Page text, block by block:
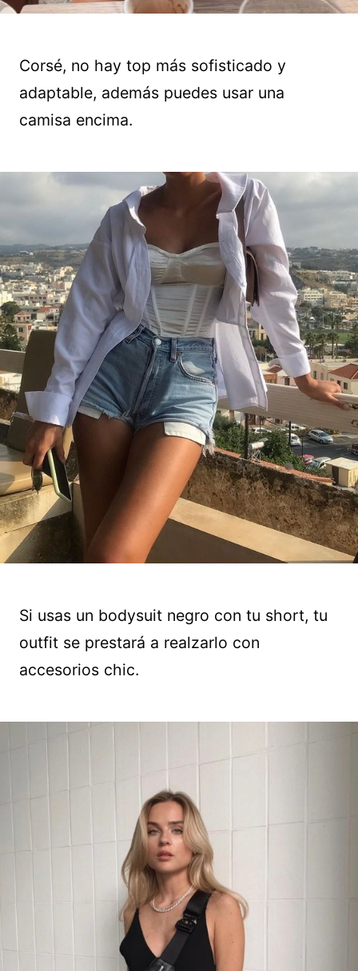
Corsé, no hay top más sofisticado y
adaptable, además puedes usar una
camisa encima.
Si usas un bodysuit negro con tu short, tu
outfit se prestará a realzarlo con
accesorios chic.